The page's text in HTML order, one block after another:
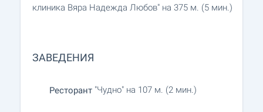
клиника Вяра Надежда Любов" на 375 м. (5 мин.)
ЗАВЕДЕНИЯ
Ресторант "Чудно" на 107 м. (2 мин.)